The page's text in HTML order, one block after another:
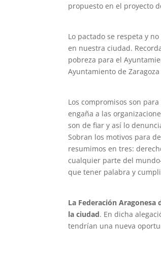
propuesto en el proyecto
Lo pactado se respeta y
en nuestra ciudad.
pobreza para el
Ayuntamiento de
Los compromisos son
engaña a las
son de fiar y así lo
Sobran los motivos para
resumimos en tres:
cualquier parte del
que tener palabra y
La Federación
la ciudad. En dicha
tendrían una nueva